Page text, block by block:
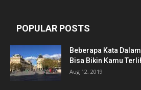
POPULAR POSTS
Beberapa Kata
Bisa Bikin Kamu
Aug 12, 2019